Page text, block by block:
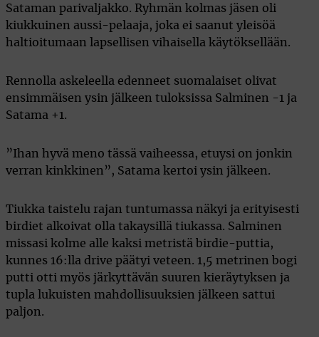
Sataman parivaljakko. Ryhmän kolmas jäsen oli
kiukkuinen aussi-pelaaja, joka ei saanut yleisöä
haltioitumaan lapsellisen vihaisella käytöksellään.
Rennolla askeleella edenneet suomalaiset olivat
ensimmäisen ysin jälkeen tuloksissa Salminen -1 ja
Satama +1.
”Ihan hyvä meno tässä vaiheessa, etuysi on jonkin
verran kinkkinen”, Satama kertoi ysin jälkeen.
Tiukka taistelu rajan tuntumassa näkyi ja erityisesti
birdiet alkoivat olla takaysillä tiukassa. Salminen
missasi kolme alle kaksi metristä birdie-puttia,
kunnes 16:lla drive päätyi veteen. 1,5 metrinen bogi
putti otti myös järkyttävän suuren kieräytyksen ja
tupla lukuisten mahdollisuuksien jälkeen sattui
paljon.